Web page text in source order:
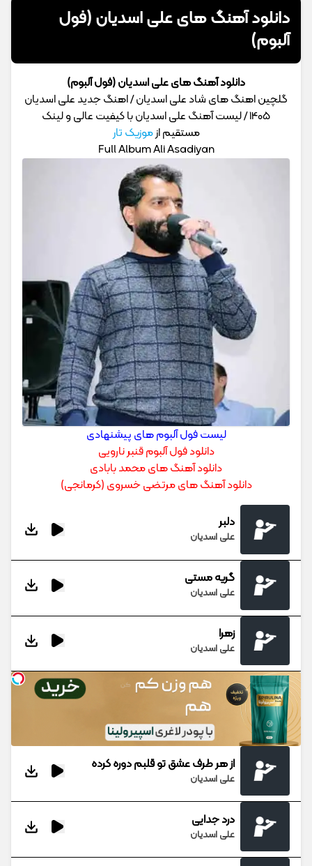
دانلود آهنگ های علی اسدیان (فول
آلبوم)
دانلود آهنگ های علی اسدیان (فول آلبوم)
گلچین اهنگ های شاد علی اسدیان / اهنگ جدید علی اسدیان
1405 / لیست آهنگ علی اسدیان با کیفیت عالی و لینک
مستقیم ازموزیک تار
Full Album Ali Asadiyan
لیست فول آلبوم های پیشنهادی
دانلود فول آلبوم قنبر نارویی
دانلود آهنگ های محمد بابادی
دانلود آهنگ های مرتضی خسروی (کرمانجی)
دلبر
علی اسدیان
گریه مستی
علی اسدیان
زهرا
علی اسدیان
از هر طرف عشق تو قلبم دوره کرده
علی اسدیان
درد جدایی
علی اسدیان